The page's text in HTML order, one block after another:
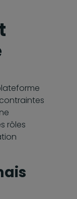
rôles